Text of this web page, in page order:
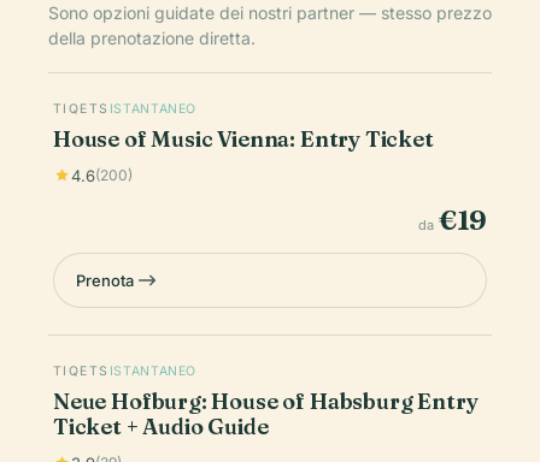
Sono opzioni guidate dei nostri partner — stesso prezzo
della prenotazione diretta.
TIQETS ISTANTANEO
House of Music Vienna: Entry Ticket
4.6(200)
da €19
Prenota
TIQETS ISTANTANEO
Neue Hofburg: House of Habsburg Entry
Ticket + Audio Guide